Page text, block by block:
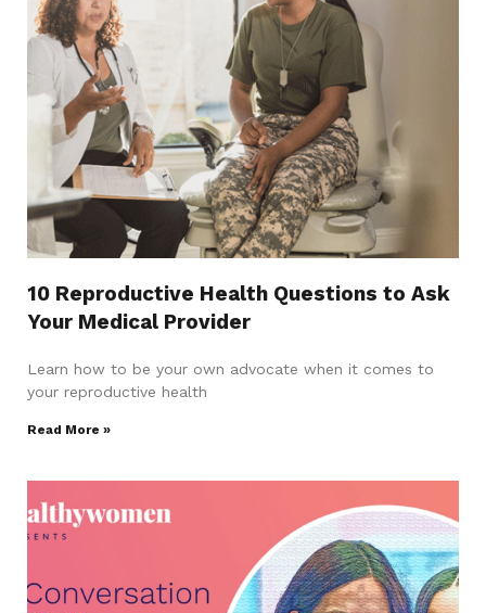
10 Reproductive Health Questions to Ask
Your Medical Provider
Learn how to be your own advocate when it comes to
your reproductive health
Read More »